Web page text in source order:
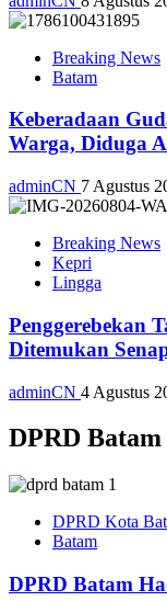
Breaking News
Batam
Keberadaan
Warga, Diduga
adminCN 7 Agustus
Breaking News
Kepri
Lingga
Penggerebekan
Ditemukan
adminCN 4 Agustus
DPRD Batam
DPRD Kota
Batam
DPRD Batam